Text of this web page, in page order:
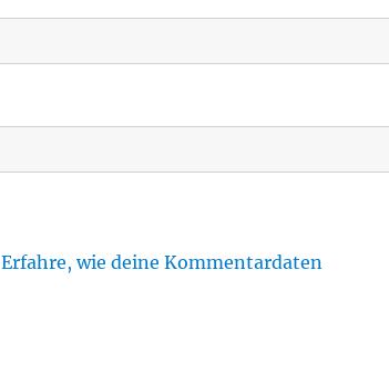
Erfahre, wie deine Kommentardaten